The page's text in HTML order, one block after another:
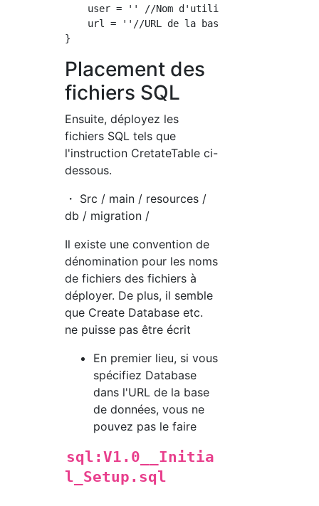
    user = '' //Nom d'utilisateur DB
    url = ''//URL de la base de données
Placement des
fichiers SQL
Ensuite, déployez les
fichiers SQL tels que
l'instruction CretateTable ci-
dessous.
・ Src / main / resources /
db / migration /
Il existe une convention de
dénomination pour les noms
de fichiers des fichiers à
déployer. De plus, il semble
que Create Database etc.
ne puisse pas être écrit
En premier lieu, si vous
spécifiez Database
dans l'URL de la base
de données, vous ne
pouvez pas le faire
sql:V1.0__Initia
l_Setup.sql